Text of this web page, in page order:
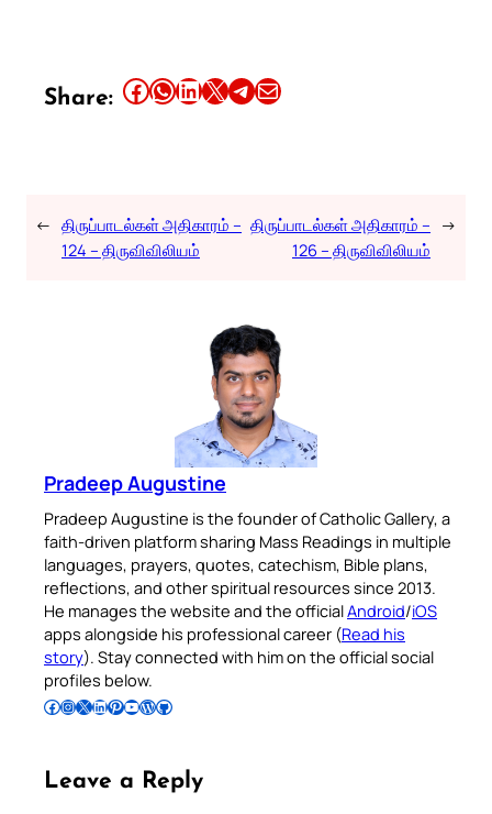
Share: Share this article on Facebook Share this article on WhatsApp Share this article on LinkedIn Share this article on X Share this article on TelegramEmail this Article
← திருப்பாடல்கள் அதிகாரம் –
124 – திருவிவிலியம்
திருப்பாடல்கள் அதிகாரம் –
126 – திருவிவிலியம்
→
Pradeep Augustine
Pradeep Augustine is the founder of Catholic Gallery, a
faith-driven platform sharing Mass Readings in multiple
languages, prayers, quotes, catechism, Bible plans,
reflections, and other spiritual resources since 2013.
He manages the website and the officialAndroid/iOS
apps alongside his professional career (Read his
story). Stay connected with him on the official social
profiles below.
Follow Pradeep on Facebook Follow Pradeep on InstagramFollow Pradeep on X Follow Pradeep on LinkedIn Follow Pradeep on Pinterest Subscribe to Pradeep’s Youtube Channel Follow Pradeep on WordPress Follow Pradeep on GitHub
Leave a Reply